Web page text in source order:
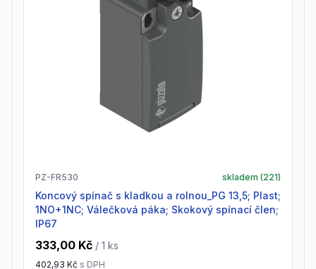
PZ-FR530 skladem (221)
Koncový spínač s kladkou a rolnou_PG 13,5; Plast;
1NO+1NC; Válečková páka; Skokový spínací člen;
IP67
333,00 Kč / 1 ks
402,93 Kč s DPH